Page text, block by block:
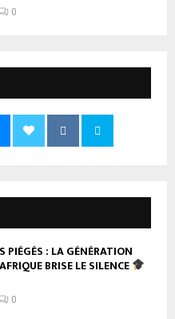
0
PIÉGÉS : LA GÉNÉRATION
BRISE LE SILENCE
0